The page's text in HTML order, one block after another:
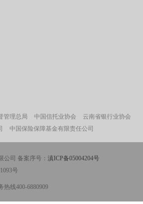
管理总局 中国信托业协会
云南省银行业协会
中国保险保障基金有限责任公司
公司 备案序号： 滇ICP备05004204号
号
热线400-6880909